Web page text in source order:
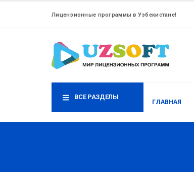
Лицензионные программы в Узбекистане!
ВСЕ РАЗДЕЛЫ
ГЛАВНАЯ